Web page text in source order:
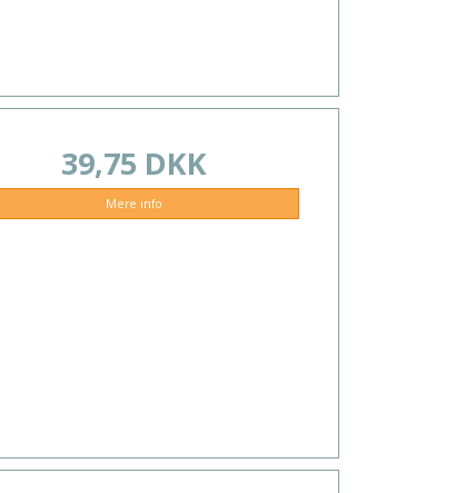
39,75 DKK
Mere info